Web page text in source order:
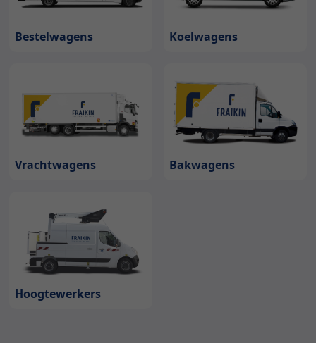
Bestelwagens Koelwagens
Vrachtwagens Bakwagens
Hoogtewerkers